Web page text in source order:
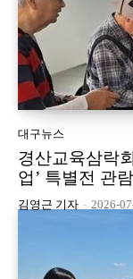
대구뉴스
경산교육삼락
업’ 특별전 관람
김영근 기자 - 2026-